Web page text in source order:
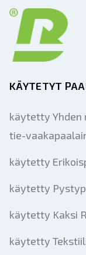
KÄYTETYT
käytetty Yhden
tie-
käytetty
käytetty
käytetty Kaksi
käytetty